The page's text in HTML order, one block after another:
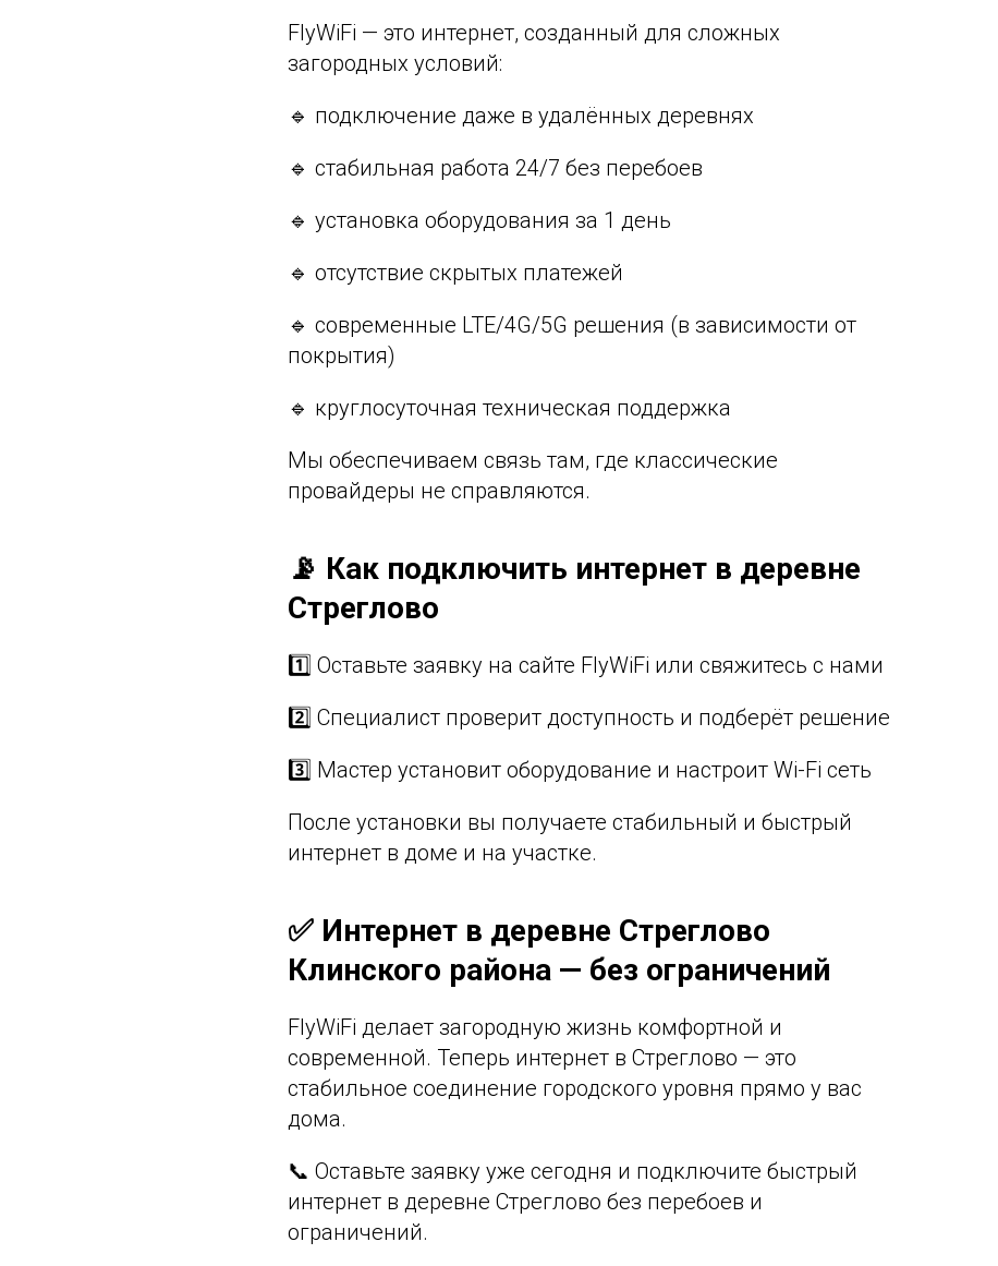
FlyWiFi — это интернет, созданный для сложных
загородных условий:
🔹 подключение даже в удалённых деревнях
🔹 стабильная работа 24/7 без перебоев
🔹 установка оборудования за 1 день
🔹 отсутствие скрытых платежей
🔹 современные LTE/4G/5G решения (в зависимости от
покрытия)
🔹 круглосуточная техническая поддержка
Мы обеспечиваем связь там, где классические
провайдеры не справляются.
📡 Как подключить интернет в деревне
Стреглово
1️⃣ Оставьте заявку на сайте FlyWiFi или свяжитесь с нами
2️⃣ Специалист проверит доступность и подберёт решение
3️⃣ Мастер установит оборудование и настроит Wi-Fi сеть
После установки вы получаете стабильный и быстрый
интернет в доме и на участке.
✅ Интернет в деревне Стреглово
Клинского района — без ограничений
FlyWiFi делает загородную жизнь комфортной и
современной. Теперь интернет в Стреглово — это
стабильное соединение городского уровня прямо у вас
дома.
📞 Оставьте заявку уже сегодня и подключите быстрый
интернет в деревне Стреглово без перебоев и
ограничений.